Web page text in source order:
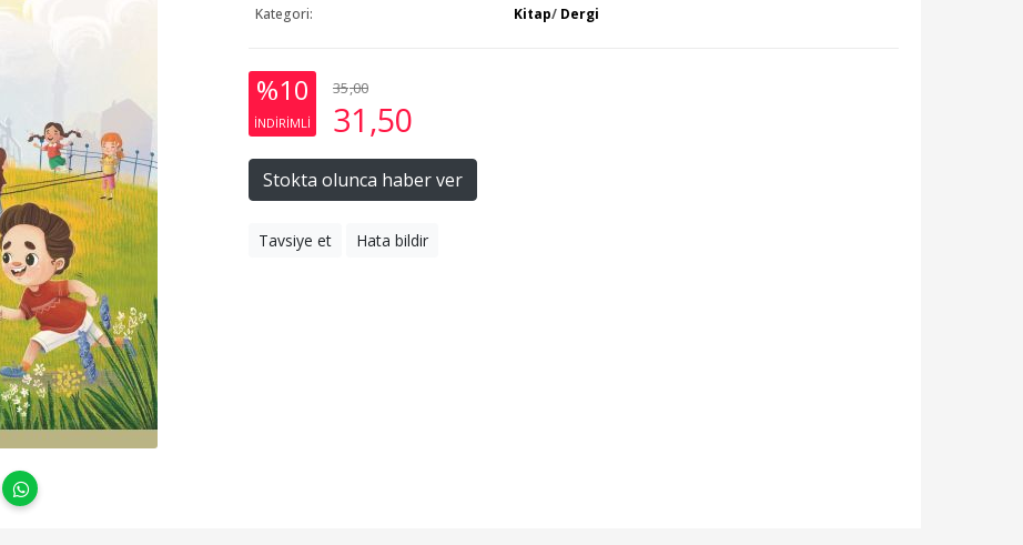
Kategori: Kitap/ Dergi
%10
INDIRIMLI
35,00
31 ,50
Stokta olunca haber ver
Tavsiye et Hata bildir